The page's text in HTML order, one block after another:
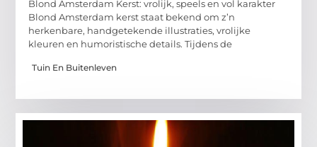
Blond Amsterdam Kerst: vrolijk, speels en vol karakter
Blond Amsterdam kerst staat bekend om z’n
herkenbare, handgetekende illustraties, vrolijke
kleuren en humoristische details. Tijdens de
Tuin En Buitenleven